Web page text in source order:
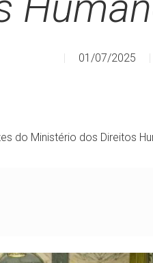
01/07/2025
do Ministério dos Direitos